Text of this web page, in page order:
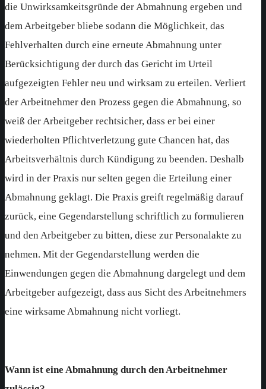
die Unwirksamkeitsgründe der Abmahnung ergeben und
dem Arbeitgeber bliebe sodann die Möglichkeit, das
Fehlverhalten durch eine erneute Abmahnung unter
Berücksichtigung der durch das Gericht im Urteil
aufgezeigten Fehler neu und wirksam zu erteilen. Verliert
der Arbeitnehmer den Prozess gegen die Abmahnung, so
weiß der Arbeitgeber rechtsicher, dass er bei einer
wiederholten Pflichtverletzung gute Chancen hat, das
Arbeitsverhältnis durch Kündigung zu beenden. Deshalb
wird in der Praxis nur selten gegen die Erteilung einer
Abmahnung geklagt. Die Praxis greift regelmäßig darauf
zurück, eine Gegendarstellung schriftlich zu formulieren
und den Arbeitgeber zu bitten, diese zur Personalakte zu
nehmen. Mit der Gegendarstellung werden die
Einwendungen gegen die Abmahnung dargelegt und dem
Arbeitgeber aufgezeigt, dass aus Sicht des Arbeitnehmers
eine wirksame Abmahnung nicht vorliegt.
Wann ist eine Abmahnung durch den Arbeitnehmer